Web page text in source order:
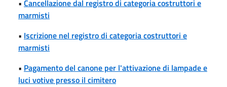
• Cancellazione dal registro di categoria costruttori e
marmisti
• Iscrizione nel registro di categoria costruttori e
marmisti
• Pagamento del canone per l'attivazione di lampade e
luci votive presso il cimitero